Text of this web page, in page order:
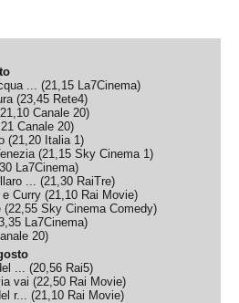
... (21,15 La7Cinema)
(23,45 Rete4)
21,10 Canale 20)
Canale 20)
(21,20 Italia 1)
(21,15 Sky Cinema 1)
La7Cinema)
... (21,30 RaiTre)
Curry (21,10 Rai Movie)
(22,55 Sky Cinema Comedy)
La7Cinema)
20)
... (20,56 Rai5)
vai (22,50 Rai Movie)
r... (21,10 Rai Movie)